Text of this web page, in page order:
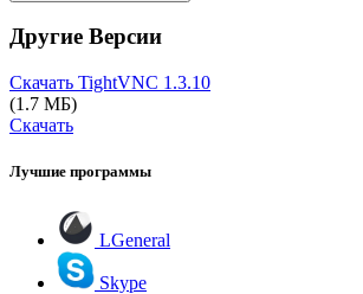
Другие Версии
Скачать TightVNC 1.3.10
(1.7 МБ)
Скачать
Лучшие программы
LGeneral
Skype